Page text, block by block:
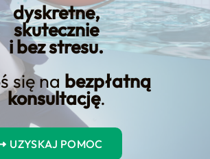
dyskretne,
skutecznie
i bez stresu.
się na bezpłatną
konsultację.
UZYSKAJ POMOC
płatniczy w Twojej
się na